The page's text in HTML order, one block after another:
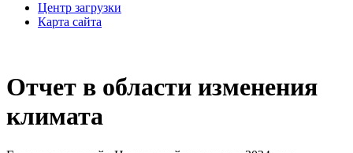
Центр загрузки
Карта сайта
Отчет в области изменения
климата